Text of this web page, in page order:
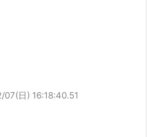
07(日) 16:18:40.51